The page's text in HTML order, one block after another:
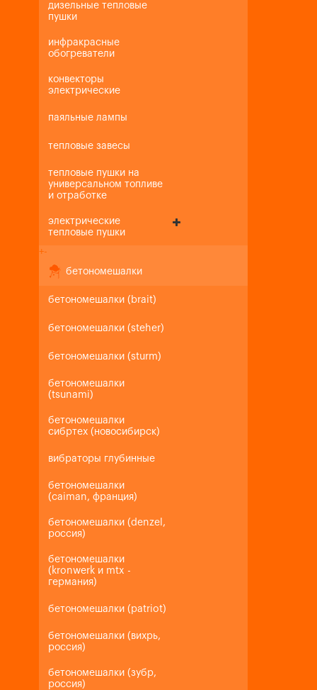
дизельные тепловые
пушки
инфракрасные
обогреватели
конвекторы
электрические
паяльные лампы
тепловые завесы
тепловые пушки на
универсальном топливе
и отработке
электрические
тепловые пушки
+-
бетономешалки
бетономешалки (brait)
бетономешалки (steher)
бетономешалки (sturm)
бетономешалки
(tsunami)
бетономешалки
сибртех (новосибирск)
вибраторы глубинные
бетономешалки
(caiman, франция)
бетономешалки (denzel,
россия)
бетономешалки
(kronwerk и mtx -
германия)
бетономешалки (patriot)
бетономешалки (вихрь,
россия)
бетономешалки (зубр,
россия)